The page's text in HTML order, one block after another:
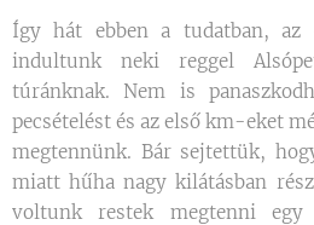
Így hát ebben a tudatban, az
indultunk neki reggel
túránknak. Nem is
pecsételést és az első km-eket
megtennünk. Bár sejtettük,
miatt hűha nagy kilátásban
voltunk restek megtenni